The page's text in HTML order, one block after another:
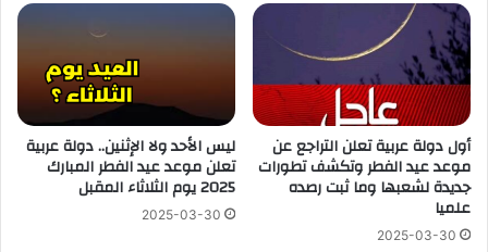
أول دولة عربية تعلن التراجع عن
موعد عيد الفطر وتكشف تطورات
جديدة لشعبها وما ثبت رصده
علميا
2025-03-30
ليس الأحد ولا الإثنين.. دولة عربية
تعلن موعد عيد الفطر المبارك
2025 يوم الثلاثاء المقبل
2025-03-30